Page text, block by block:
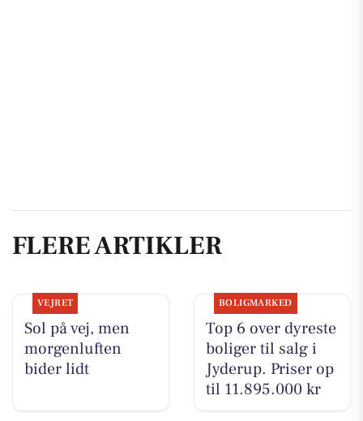
FLERE ARTIKLER
VEJRET
Sol på vej, men
morgenluften
bider lidt
BOLIGMARKED
Top 6 over dyreste
boliger til salg i
Jyderup. Priser op
til 11.895.000 kr